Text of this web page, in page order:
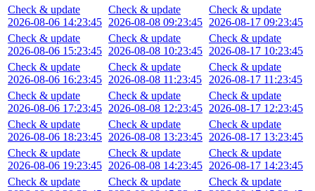
Check & update
2026-08-06 14:23:45
Check & update
2026-08-06 15:23:45
Check & update
2026-08-06 16:23:45
Check & update
2026-08-06 17:23:45
Check & update
2026-08-06 18:23:45
Check & update
2026-08-06 19:23:45
Check & update
Check & update
2026-08-08 09:23:45
Check & update
2026-08-08 10:23:45
Check & update
2026-08-08 11:23:45
Check & update
2026-08-08 12:23:45
Check & update
2026-08-08 13:23:45
Check & update
2026-08-08 14:23:45
Check & update
Check & update
2026-08-17 09:23:45
Check & update
2026-08-17 10:23:45
Check & update
2026-08-17 11:23:45
Check & update
2026-08-17 12:23:45
Check & update
2026-08-17 13:23:45
Check & update
2026-08-17 14:23:45
Check & update